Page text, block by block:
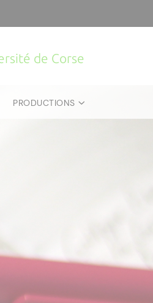
de Corse
PRODUCTIONS